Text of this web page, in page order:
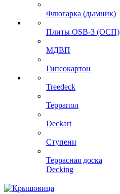
Флюгарка (дымник)
Плиты OSB-3 (ОСП)
МДВП
Гипсокартон
Treedeck
Террапол
Deckart
Ступени
Террасная доска
Decking